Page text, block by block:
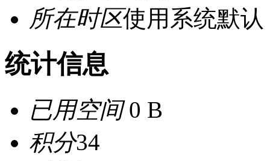
所在时区使用系统默认
统计信息
已用空间0 B
积分34